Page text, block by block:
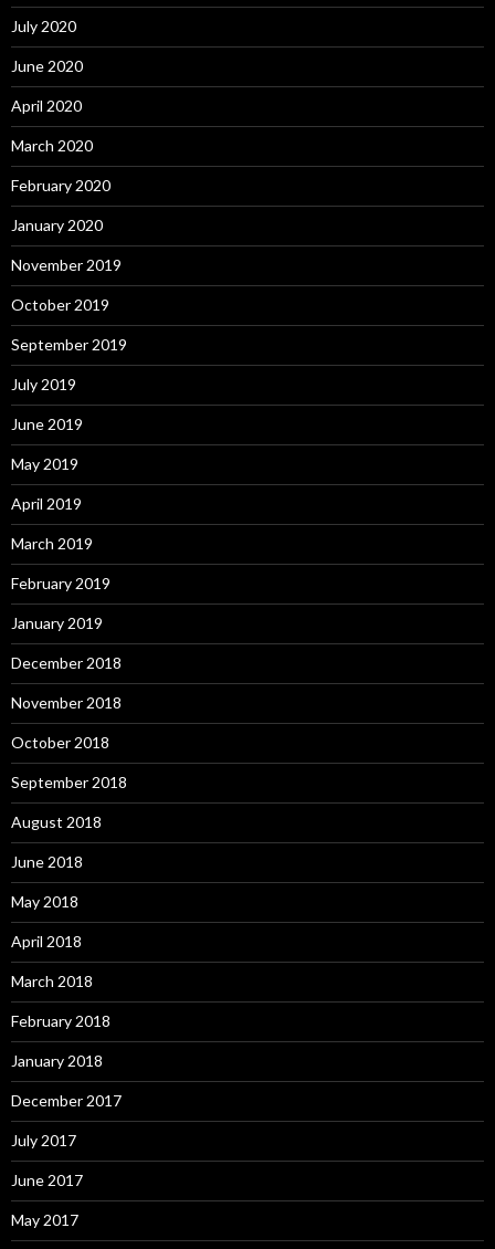
July 2020
June 2020
April 2020
March 2020
February 2020
January 2020
November 2019
October 2019
September 2019
July 2019
June 2019
May 2019
April 2019
March 2019
February 2019
January 2019
December 2018
November 2018
October 2018
September 2018
August 2018
June 2018
May 2018
April 2018
March 2018
February 2018
January 2018
December 2017
July 2017
June 2017
May 2017